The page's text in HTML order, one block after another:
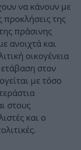
να κάνουν με
προκλήσεις της
πράσινης
ανοιχτά και
οικογένεια
στον
με τόσο
στους
και ο